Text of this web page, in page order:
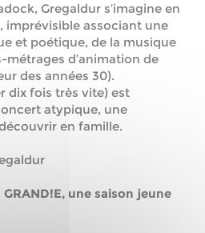
Gregaldur s’imagine en
imprévisible associant une
et poétique, de la musique
d’animation de
des années 30).
dix fois très vite) est
atypique, une
en famille.
une saison jeune